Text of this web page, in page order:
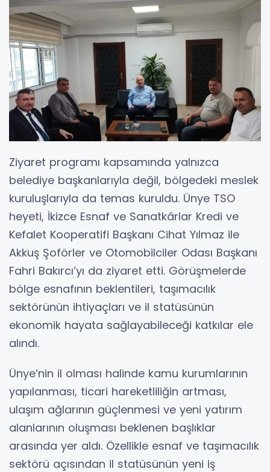
Ziyaret programı kapsamında yalnızca
belediye başkanlarıyla değil, bölgedeki meslek
kuruluşlarıyla da temas kuruldu. Ünye TSO
heyeti, İkizce Esnaf ve Sanatkârlar Kredi ve
Kefalet Kooperatifi Başkanı Cihat Yılmaz ile
Akkuş Şoförler ve Otomobilciler Odası Başkanı
Fahri Bakırcı’yı da ziyaret etti. Görüşmelerde
bölge esnafının beklentileri, taşımacılık
sektörünün ihtiyaçları ve il statüsünün
ekonomik hayata sağlayabileceği katkılar ele
alındı.
Ünye’nin il olması halinde kamu kurumlarının
yapılanması, ticari hareketliliğin artması,
ulaşım ağlarının güçlenmesi ve yeni yatırım
alanlarının oluşması beklenen başlıklar
arasında yer aldı. Özellikle esnaf ve taşımacılık
sektörü açısından il statüsünün yeni iş